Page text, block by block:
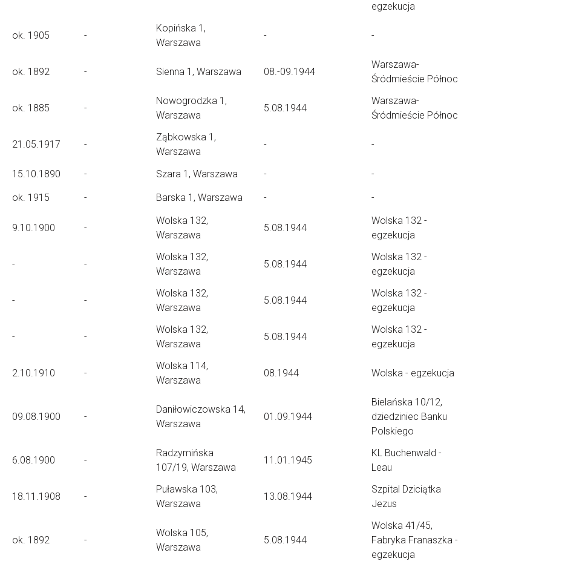
egzekucja
ok. 1905 -
Kopińska 1,
Warszawa
- -
ok. 1892 - Sienna 1, Warszawa 08.-09.1944
Warszawa-
Śródmieście Północ
ok. 1885 -
Nowogrodzka 1,
Warszawa
5.08.1944
Warszawa-
Śródmieście Północ
21.05.1917 -
Ząbkowska 1,
Warszawa
- -
15.10.1890 - Szara 1, Warszawa - -
ok. 1915 - Barska 1, Warszawa - -
9.10.1900 -
Wolska 132,
Warszawa
5.08.1944
Wolska 132 -
egzekucja
- -
Wolska 132,
Warszawa
5.08.1944
Wolska 132 -
egzekucja
- -
Wolska 132,
Warszawa
5.08.1944
Wolska 132 -
egzekucja
- -
Wolska 132,
Warszawa
5.08.1944
Wolska 132 -
egzekucja
2.10.1910 -
Wolska 114,
Warszawa
08.1944 Wolska - egzekucja
09.08.1900 -
Daniłowiczowska 14,
Warszawa
01.09.1944
Bielańska 10/12,
dziedziniec Banku
Polskiego
6.08.1900 -
Radzymińska
107/19, Warszawa
11.01.1945
KL Buchenwald -
Leau
18.11.1908 -
Puławska 103,
Warszawa
13.08.1944
Szpital Dziciątka
Jezus
ok. 1892 -
Wolska 105,
Warszawa
5.08.1944
Wolska 41/45,
Fabryka Franaszka -
egzekucja